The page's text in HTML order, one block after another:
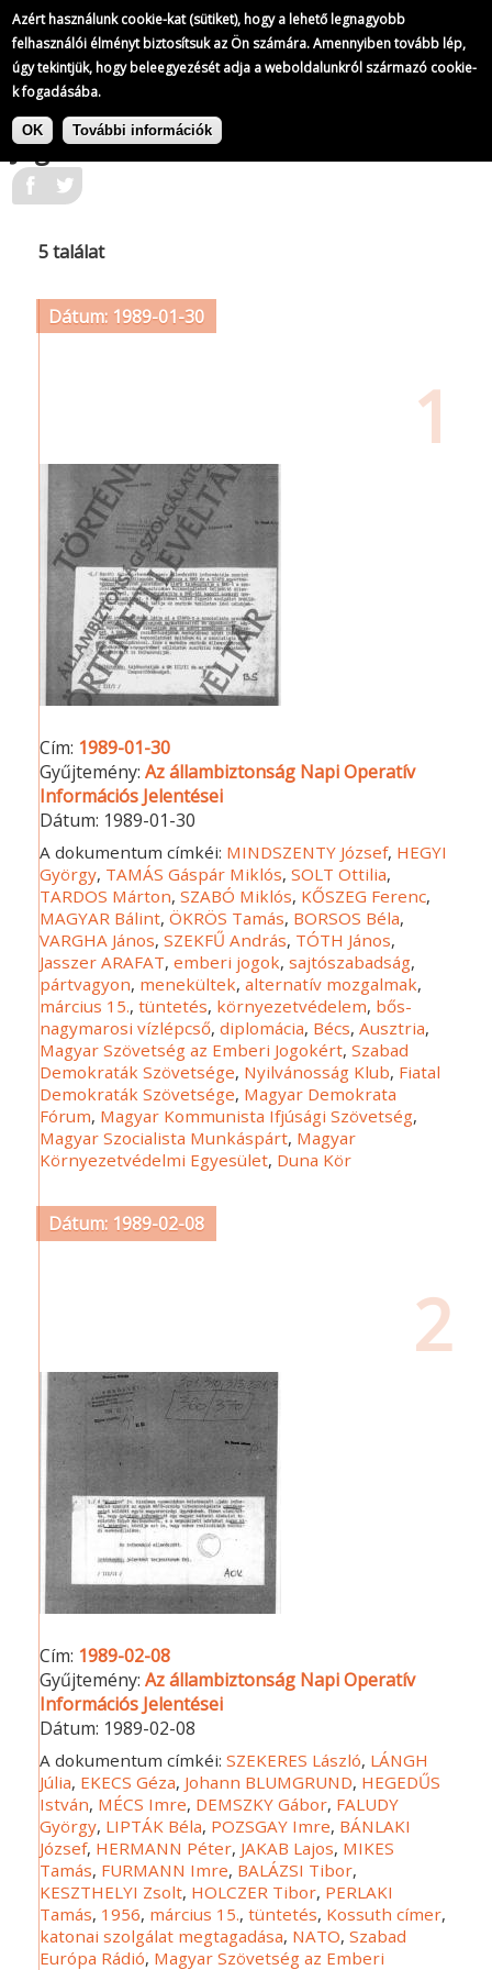
Azért használunk cookie-kat (sütiket), hogy a lehető legnagyobb
felhasználói élményt biztosítsuk az Ön számára. Amennyiben tovább lép,
úgy tekintjük, hogy beleegyezését adja a weboldalunkról származó cookie-
k fogadásába.
OK További információk
Ugrás
Címke: Magyar Szövetség az Emberi
Jogokért
5 találat
Dátum: 1989-01-30
1
Cím: 1989-01-30
Gyűjtemény:Az állambiztonság Napi Operatív
Információs Jelentései
Dátum: 1989-01-30
A dokumentum címkéi: MINDSZENTY József, HEGYI
György, TAMÁS Gáspár Miklós,SOLT Ottilia,
TARDOS Márton,SZABÓ Miklós, KŐSZEG Ferenc,
MAGYAR Bálint,ÖKRÖS Tamás, BORSOS Béla,
VARGHA János,SZEKFŰ András, TÓTH János,
Jasszer ARAFAT,emberi jogok,sajtószabadság,
pártvagyon, menekültek,alternatív mozgalmak,
március 15.,tüntetés, környezetvédelem, bős-
nagymarosi vízlépcső,diplomácia, Bécs,Ausztria,
Magyar Szövetség az Emberi Jogokért,Szabad
Demokraták Szövetsége, Nyilvánosság Klub, Fiatal
Demokraták Szövetsége, Magyar Demokrata
Fórum, Magyar Kommunista Ifjúsági Szövetség,
Magyar Szocialista Munkáspárt, Magyar
Környezetvédelmi Egyesület, Duna Kör
Dátum: 1989-02-08
2
Cím: 1989-02-08
Gyűjtemény:Az állambiztonság Napi Operatív
Információs Jelentései
Dátum: 1989-02-08
A dokumentum címkéi:SZEKERES László, LÁNGH
Júlia, EKECS Géza, Johann BLUMGRUND, HEGEDŰS
István, MÉCS Imre, DEMSZKY Gábor, FALUDY
György, LIPTÁK Béla, POZSGAY Imre, BÁNLAKI
József, HERMANN Péter, JAKAB Lajos, MIKES
Tamás, FURMANN Imre, BALÁZSI Tibor,
KESZTHELYI Zsolt, HOLCZER Tibor, PERLAKI
Tamás, 1956, március 15.,tüntetés, Kossuth címer,
katonai szolgálat megtagadása, NATO,Szabad
Európa Rádió, Magyar Szövetség az Emberi